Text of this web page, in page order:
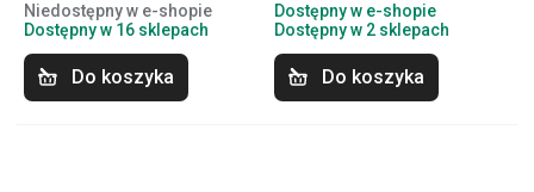
Niedostępny w e-shopie
Dostępny w 16 sklepach
Do koszyka
Dostępny w e-shopie
Dostępny w 2 sklepach
Do koszyka